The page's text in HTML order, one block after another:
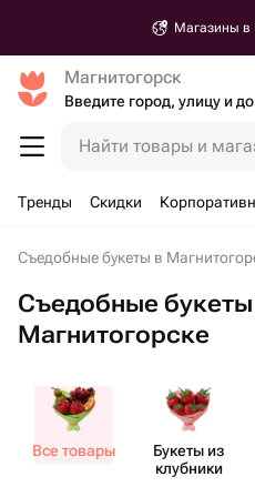
Магазины в
Магнитогорск
Найти товары и
Тренды Скидки
Съедобные букеты в
Съедобные букеты
Магнитогорске
Все товары
Букеты из
клубники